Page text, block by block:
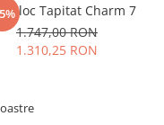
Tapitat Charm 7
1.747,00 RON
1.310,25 RON